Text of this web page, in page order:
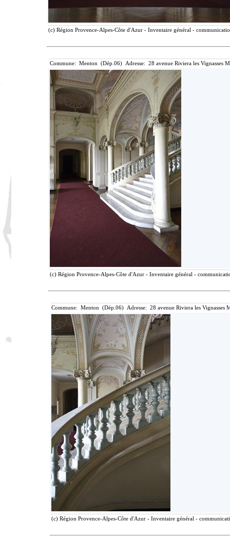
(c) Région Provence-Alpes-Côte d'Azur - Inventaire général -
Commune: Menton (Dép.06) Adresse: 28 avenue Riviera les Vignasses
(c) Région Provence-Alpes-Côte d'Azur - Inventaire général -
Commune: Menton (Dép.06) Adresse: 28 avenue Riviera les
(c) Région Provence-Alpes-Côte d'Azur - Inventaire général -